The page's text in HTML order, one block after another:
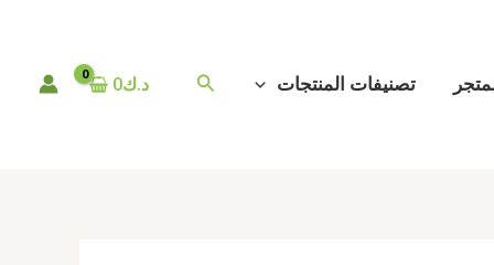
تصنيفات المنتجات البحث د.ك0